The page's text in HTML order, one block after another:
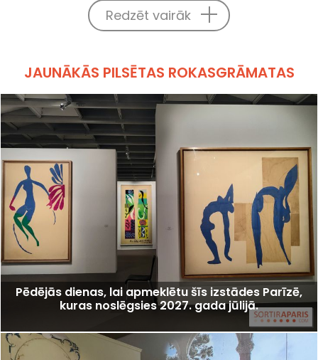
Redzēt vairāk
JAUNĀKĀS PILSĒTAS ROKASGRĀMATAS
Pēdējās dienas, lai apmeklētu šīs izstādes Parīzē,
kuras noslēgsies 2027. gada jūlijā.